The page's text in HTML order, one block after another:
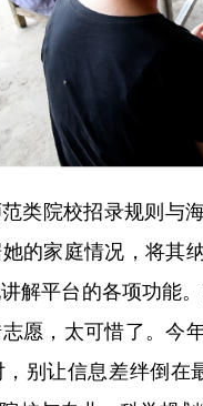
院校招录规则与海
的家庭情况，将其
解平台的各项功能
愿，太可惜了。今
别让信息差绊倒